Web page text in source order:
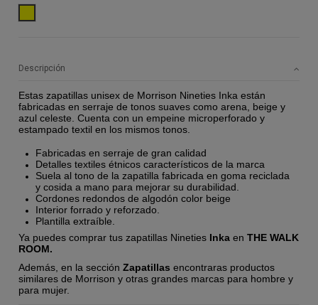
Descripción
Estas zapatillas unisex de Morrison Nineties Inka están
fabricadas en serraje de tonos suaves como arena, beige y
azul celeste. Cuenta con un empeine microperforado y
estampado textil en los mismos tonos.
Fabricadas en serraje de gran calidad
Detalles textiles étnicos característicos de la marca
Suela al tono de la zapatilla fabricada en goma reciclada
y cosida a mano para mejorar su durabilidad.
Cordones redondos de algodón color beige
Interior forrado y reforzado.
Plantilla extraíble.
Ya puedes comprar tus zapatillas Nineties Inka enTHE WALK
ROOM.
Además, en la sección Zapatillas encontraras productos
similares de Morrison y otras grandes marcas para hombre y
para mujer.